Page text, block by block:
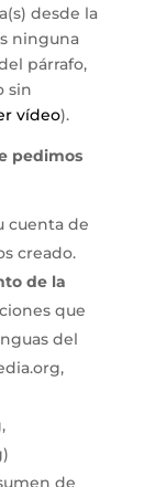
desde la
ninguna
párrafo,
sin
vídeo).
pedimos
cuenta de
creado.
de la
que
del
de